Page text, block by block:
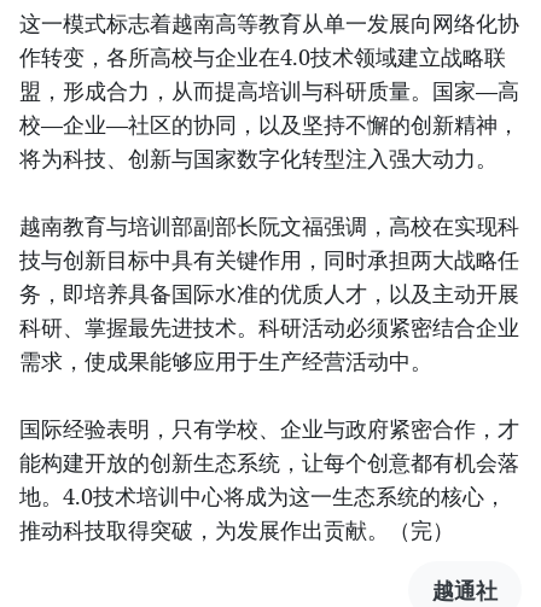
这一模式标志着越南高等教育从单一发展向网络化协
作转变，各所高校与企业在4.0技术领域建立战略联
盟，形成合力，从而提高培训与科研质量。国家—高
校—企业—社区的协同，以及坚持不懈的创新精神，
将为科技、创新与国家数字化转型注入强大动力。
越南教育与培训部副部长阮文福强调，高校在实现科
技与创新目标中具有关键作用，同时承担两大战略任
务，即培养具备国际水准的优质人才，以及主动开展
科研、掌握最先进技术。科研活动必须紧密结合企业
需求，使成果能够应用于生产经营活动中。
国际经验表明，只有学校、企业与政府紧密合作，才
能构建开放的创新生态系统，让每个创意都有机会落
地。4.0技术培训中心将成为这一生态系统的核心，
推动科技取得突破，为发展作出贡献。（完）
越通社